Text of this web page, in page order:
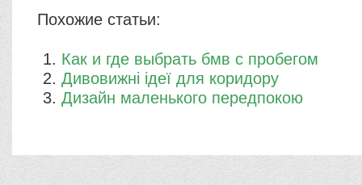
Похожие статьи:
Как и где выбрать бмв с пробегом
Дивовижні ідеї для коридору
Дизайн маленького передпокою